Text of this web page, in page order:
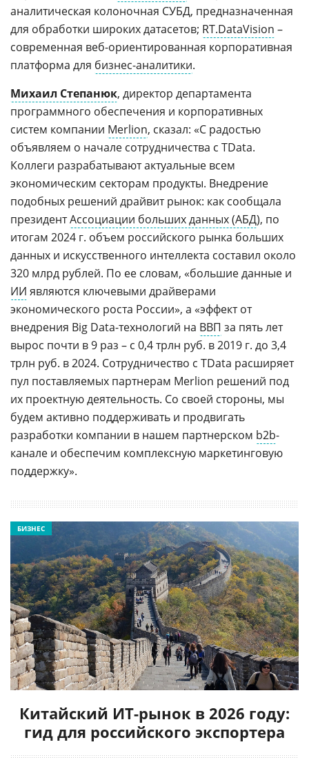
аналитическая колоночная СУБД, предназначенная
для обработки широких датасетов; RT.DataVision –
современная веб-ориентированная корпоративная
платформа для бизнес-аналитики.
Михаил Степанюк, директор департамента
программного обеспечения и корпоративных
систем компании Merlion, сказал: «С радостью
объявляем о начале сотрудничества с TData.
Коллеги разрабатывают актуальные всем
экономическим секторам продукты. Внедрение
подобных решений драйвит рынок: как сообщала
президентАссоциации больших данных (АБД), по
итогам 2024 г. объем российского рынка больших
данных и искусственного интеллекта составил около
320 млрд рублей. По ее словам, «большие данные и
ИИ являются ключевыми драйверами
экономического роста России», а «эффект от
внедрения Big Data-технологий на ВВП за пять лет
вырос почти в 9 раз – с 0,4 трлн руб. в 2019 г. до 3,4
трлн руб. в 2024. Сотрудничество с TData расширяет
пул поставляемых партнерам Merlion решений под
их проектную деятельность. Со своей стороны, мы
будем активно поддерживать и продвигать
разработки компании в нашем партнерском b2b-
канале и обеспечим комплексную маркетинговую
поддержку».
Китайский ИТ-рынок в 2026 году:
гид для российского экспортера
БИЗНЕС